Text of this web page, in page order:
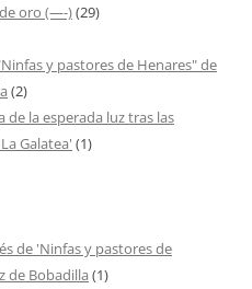
de oro (—-)(29)
y pastores de Henares" de
(2)
de la esperada luz tras las
Galatea' (1)
de 'Ninfas y pastores de
de Bobadilla (1)